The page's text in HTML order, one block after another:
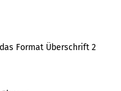
Format Überschrift 2